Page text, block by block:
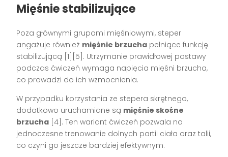
Mięśnie stabilizujące
Poza głównymi grupami mięśniowymi, steper
angażuje również mięśnie brzucha pełniące funkcję
stabilizującą [1][5]. Utrzymanie prawidłowej postawy
podczas ćwiczeń wymaga napięcia mięśni brzucha,
co prowadzi do ich wzmocnienia.
W przypadku korzystania ze stepera skrętnego,
dodatkowo uruchamiane są mięśnie skośne
brzucha [4]. Ten wariant ćwiczeń pozwala na
jednoczesne trenowanie dolnych partii ciała oraz talii,
co czyni go jeszcze bardziej efektywnym.